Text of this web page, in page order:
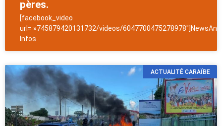
pères.
[facebook_video
url= »745879420131732/videos/
Infos
ACTUALITÉ CARAÏBE